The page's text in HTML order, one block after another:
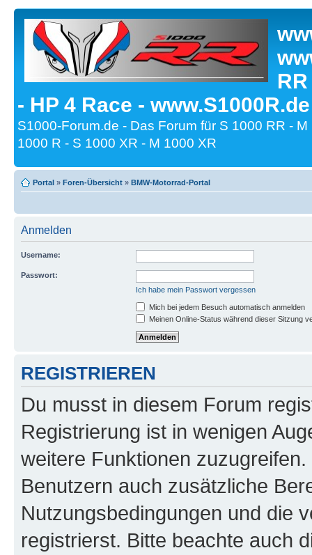
- HP 4 Race -
S1000-Forum.de - Das Forum für S 1000 RR -
1000 R - S 1000 XR - M 1000 XR
Portal » Foren-Übersicht » BMW-Motorrad-Portal
Anmelden
Username:
Passwort:
Ich habe mein Passwort vergessen
Mich bei jedem Besuch automatisch anmelden
Meinen Online-Status während dieser Sitzung
REGISTRIEREN
Du musst in diesem Forum
Registrierung ist in wenigen
weitere Funktionen
Benutzern auch zusätzliche
Nutzungsbedingungen und die
registrierst. Bitte beachte auch